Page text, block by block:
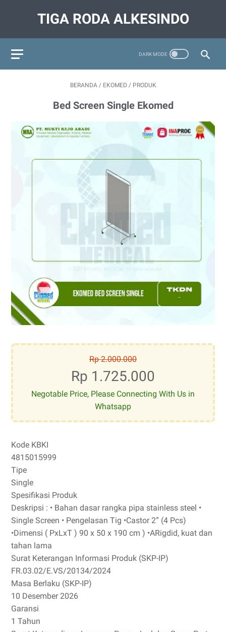
TIGA RODA ALKESINDO
BERANDA / EKOMED / PRODUK
Bed Screen Single Ekomed
Rp 2.000.000
Rp 1.725.000
Negotable Price, Please Connecting With Us in
Whatsapp
Kode KBKI
4815015999
Tipe
Single
Spesifikasi Produk
Deskripsi : • Bahan dasar rangka pipa stainless steel •
Single Screen • Pengelasan Tig •Castor 2” (4 Pcs)
•Dimensi ( PxLxT ) 90 x 50 x 190 cm ) •ARigdid, kuat dan
tahan lama
Surat Keterangan Informasi Produk (SKP-IP)
FR.03.02/E.VS/20134/2024
Masa Berlaku (SKP-IP)
10 Desember 2026
Garansi
1 Tahun